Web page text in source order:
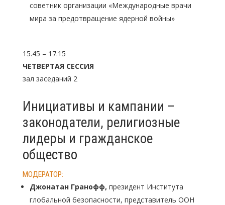
советник организации «Международные врачи
мира за предотвращение ядерной войны»
15.45 – 17.15
ЧЕТВЕРТАЯ СЕССИЯ
зал заседаний 2
Инициативы и кампании –
законодатели, религиозные
лидеры и гражданское
общество
МОДЕРАТОР:
Джонатан Гранофф, президент Института
глобальной безопасности, представитель ООН